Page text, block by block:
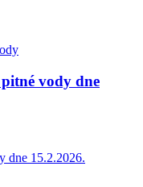
vody dne
dne 15.2.2026.